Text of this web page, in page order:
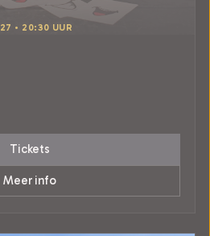
• 20:30 UUR
Tickets
Meer info